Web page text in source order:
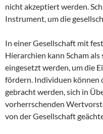
nicht akzeptiert werden.
Instrument, um die
In einer Gesellschaft mit
Hierarchien kann Scham
eingesetzt werden, um die
fördern. Individuen können
gebracht werden, sich in
vorherrschenden
von der Gesellschaft